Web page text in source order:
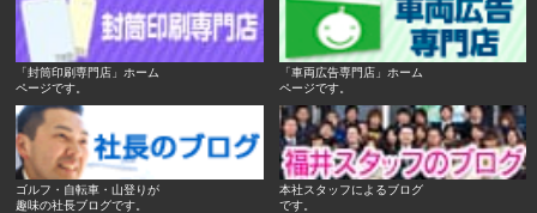
「封筒印刷専門店」ホーム
ページです。
「車両広告専門店」ホーム
ページです。
ゴルフ・自転車・山登りが
趣味の社長ブログです。
本社スタッフによるブログ
です。